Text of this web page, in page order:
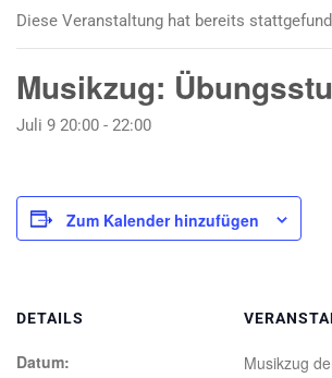
Diese Veranstaltung hat bereits
Musikzug:
Juli 9 20:00 - 22:00
Zum Kalender hinzufügen
DETAILS
Datum:
Musikzug